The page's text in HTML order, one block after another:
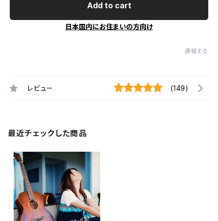
Add to cart
日本国内にお住まいの方向け
通報する
レビュー (149)
最近チェックした商品